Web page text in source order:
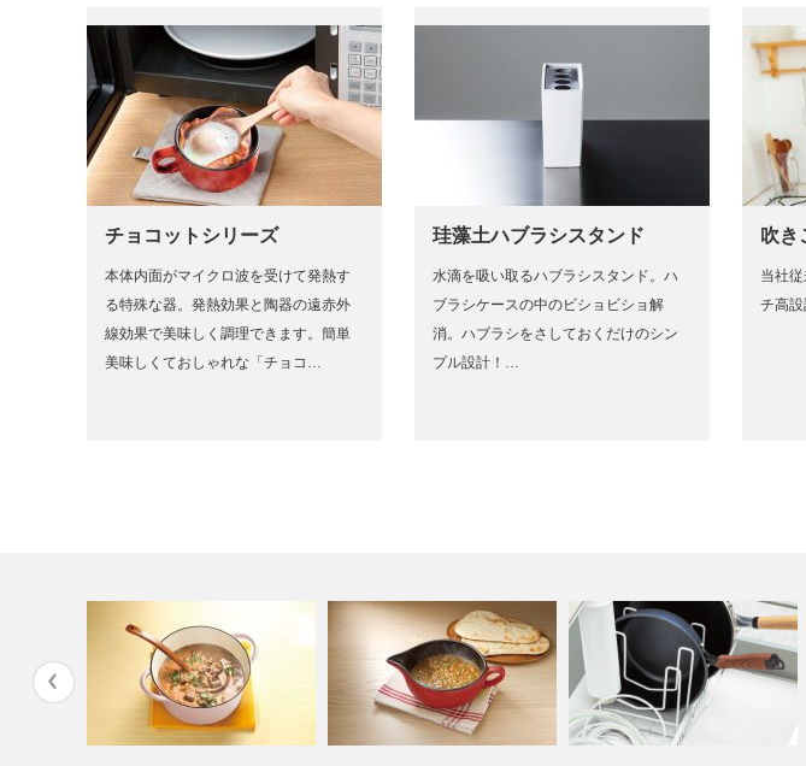
チョコットシリーズ
本体内面がマイクロ波を受けて発熱す
る特殊な器。発熱効果と陶器の遠赤外
線効果で美味しく調理できます。簡単
美味しくておしゃれな「チョコ…
珪藻土ハブラシスタンド
水滴を吸い取るハブラシスタンド。ハ
ブラシケースの中のビショビショ解
消。ハブラシをさしておくだけのシン
プル設計！…
吹き
当社
チ高